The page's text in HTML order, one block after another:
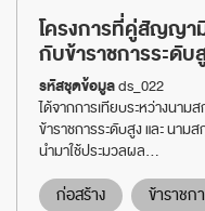
โครงการที่คู่สัญญ
กับข้าราชการระดั
รหัสชุดข้อมูลds_022
ได้จากการเทียบระหว่างนาม
ข้าราชการระดับสูง และ นา
นำมาใช้ประมวลผล...
ก่อสร้าง ข้าราชก